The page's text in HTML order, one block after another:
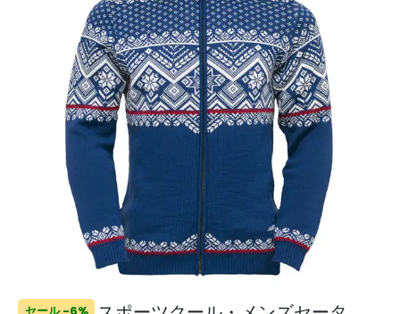
セール -6%